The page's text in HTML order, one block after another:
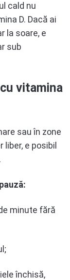
cald nu
D. Dacă ai
la soare, e
sub
vitamina
sau în zone
e posibil
minute fără
închisă,